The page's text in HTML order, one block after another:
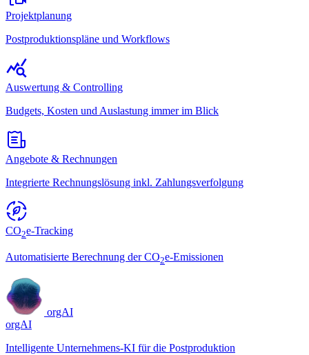
Projektplanung
Postproduktionspläne und Workflows
Auswertung & Controlling
Budgets, Kosten und Auslastung immer im Blick
Angebote & Rechnungen
Integrierte Rechnungslösung inkl. Zahlungsverfolgung
CO2e-Tracking
Automatisierte Berechnung der CO2e-Emissionen
orgAI
orgAI
Intelligente Unternehmens-KI für die Postproduktion